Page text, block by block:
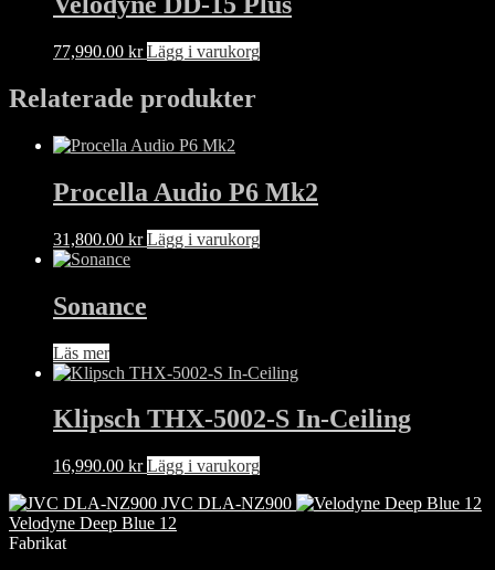
77,990.00 kr Lägg i varukorg
Relaterade produkter
Procella Audio P6 Mk2
31,800.00 kr Lägg i varukorg
Sonance
Läs mer
Klipsch THX-5002-S In-Ceiling
16,990.00 kr Lägg i varukorg
JVC DLA-NZ900
Velodyne Deep Blue 12
Fabrikat